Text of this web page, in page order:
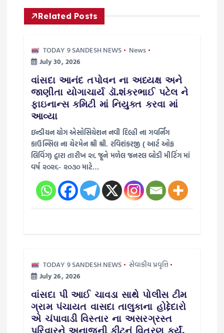
t
Related Posts
TODAY 9 SANDESH NEWS
News
July 30, 2026
વાંસદા આનંદ તપોવન ના અધ્યક્ષ અને
જાણીતા યોગાચાર્ય ડૉ.શંકરભાઈ પટેલ ને
ફાઇનાન્સ કમિટી માં નિયુક્ત કરવા માં
આવ્યા
ઇન્ડીયન યોગ એસોસિયેશન નવી દિલ્હી ના ગવર્નિંગ
કાઉન્સિલ ના ચેરમેન શ્રી શ્રી. રવિશંકરજી ( આર્ટ ઓફ
લિવિંગ) દ્વારા તારીખ ૨૬ જૂને મળેલ જનરલ બોડી મીટિંગ માં
વર્ષ ૨૦૨૬- ૨૦૩૦ માટે…
TODAY 9 SANDESH NEWS
સેવાકીય પ્રવૃત્તિ
July 26, 2026
વાંસદા પી આઈ ચાવડા સાથે પોલીસ ટીમ
ગ્રામ પંચાયત વાસદા તાલુકાના હોદ્દેદારો
એ ચંપાવાડી વિસ્તાર ના અસરગ્રસ્ત
પરિવારને અનાજની કીટનું વિતરણ કર્યું.